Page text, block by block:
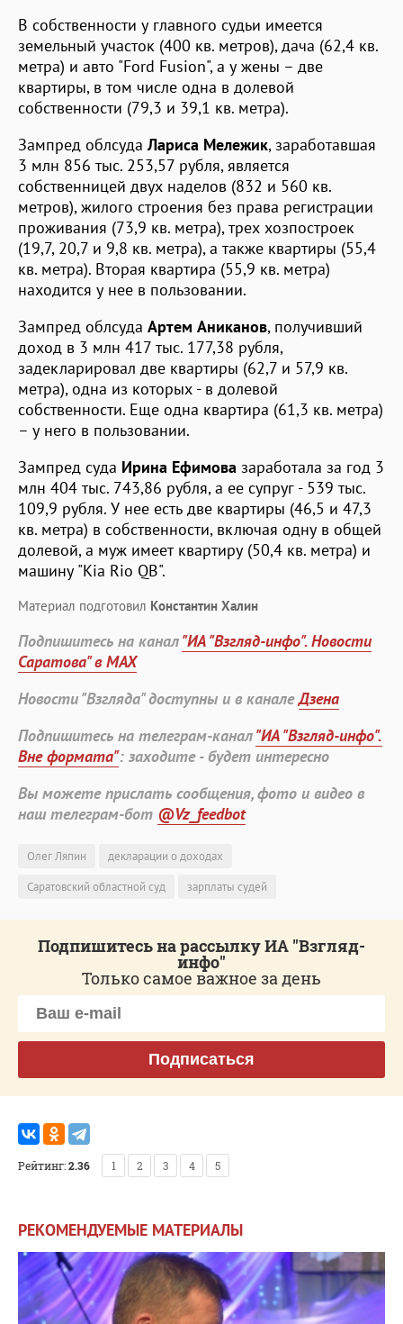
В собственности у главного судьи имеется
земельный участок (400 кв. метров), дача (62,4 кв.
метра) и авто "Ford Fusion", а у жены – две
квартиры, в том числе одна в долевой
собственности (79,3 и 39,1 кв. метра).
Зампред облсуда Лариса Мележик, заработавшая
3 млн 856 тыс. 253,57 рубля, является
собственницей двух наделов (832 и 560 кв.
метров), жилого строения без права регистрации
проживания (73,9 кв. метра), трех хозпостроек
(19,7, 20,7 и 9,8 кв. метра), а также квартиры (55,4
кв. метра). Вторая квартира (55,9 кв. метра)
находится у нее в пользовании.
Зампред облсуда Артем Аниканов, получивший
доход в 3 млн 417 тыс. 177,38 рубля,
задекларировал две квартиры (62,7 и 57,9 кв.
метра), одна из которых - в долевой
собственности. Еще одна квартира (61,3 кв. метра)
– у него в пользовании.
Зампред суда Ирина Ефимова заработала за год 3
млн 404 тыс. 743,86 рубля, а ее супруг - 539 тыс.
109,9 рубля. У нее есть две квартиры (46,5 и 47,3
кв. метра) в собственности, включая одну в общей
долевой, а муж имеет квартиру (50,4 кв. метра) и
машину "Kia Rio QB".
Материал подготовил Константин Халин
Подпишитесь на канал"ИА "Взгляд-инфо". Новости
Саратова" в MAX
Новости "Взгляда" доступны и в каналеДзена
Подпишитесь на телеграм-канал"ИА "Взгляд-инфо".
Вне формата": заходите - будет интересно
Вы можете прислать сообщения, фото и видео в
наш телеграм-бот @Vz_feedbot
Олег Ляпин
декларации о доходах
Саратовский областной суд
зарплаты судей
Подпишитесь на рассылку ИА "Взгляд-
инфо"
Только самое важное за день
Подписаться
Рейтинг:2.36 1 2 3 4 5
РЕКОМЕНДУЕМЫЕ МАТЕРИАЛЫ